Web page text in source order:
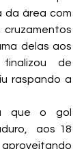
da área com
delas aos
de
raspando a
que o gol
aos 18